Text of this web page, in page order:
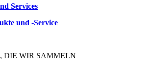
Services
und -Service
DIE WIR SAMMELN